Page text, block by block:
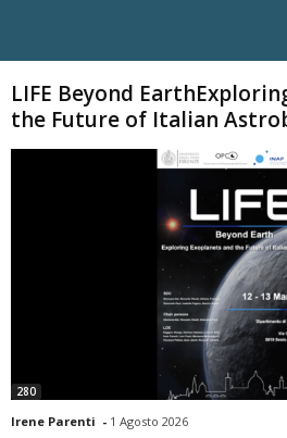
LIFE Beyond
the Future of Italian
280
Irene Parenti - 1 Agosto 2026